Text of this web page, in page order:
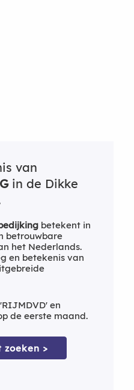
van
in de Dikke
betekent in
betrouwbare
het Nederlands.
en betekenis van
en
de eerste maand.
>